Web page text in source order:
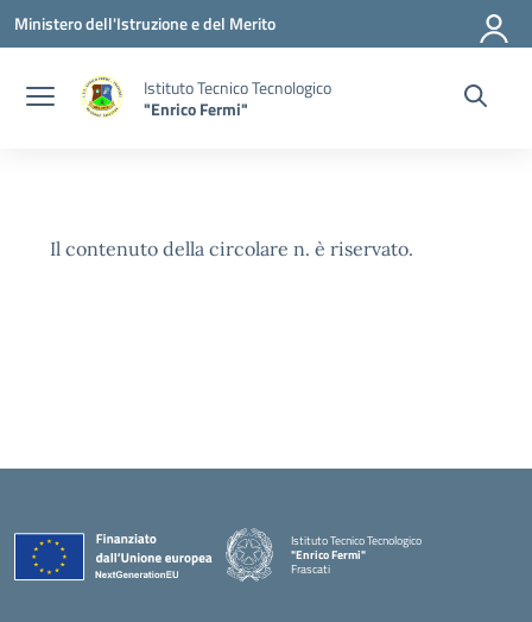
Vai ai contenuti
Vai al menu di navigazione
Vai al footer
Ministero dell'Istruzione e del Merito
Istituto Tecnico Tecnologico
"Enrico Fermi"
Il contenuto della circolare n. è riservato.
Istituto Tecnico Tecnologico
"Enrico Fermi"
Frascati